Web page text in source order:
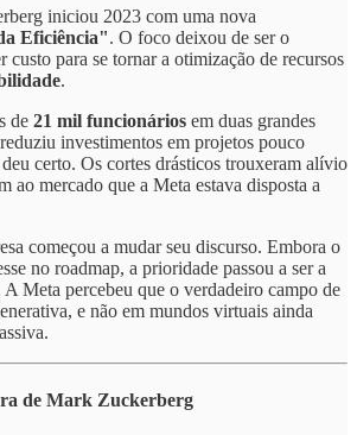
iniciou 2023 com uma nova
Eficiência". O foco deixou de ser o
custo para se tornar a otimização de recursos
.
de 21 mil funcionários em duas grandes
investimentos em projetos pouco
certo. Os cortes drásticos trouxeram alívio
ao mercado que a Meta estava disposta a
começou a mudar seu discurso. Embora o
no roadmap, a prioridade passou a ser a
A Meta percebeu que o verdadeiro campo de
e não em mundos virtuais ainda
de Mark Zuckerberg